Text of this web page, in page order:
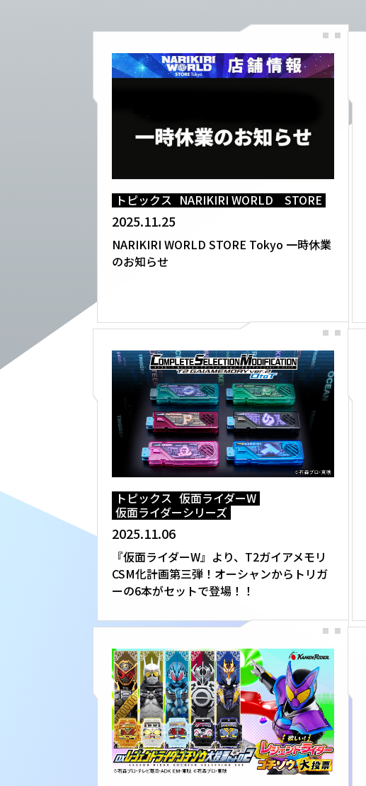
トピックス NARIKIRI WORLD STORE
2025.11.25
NARIKIRI WORLD STORE Tokyo 一時休業
のお知らせ
トピックス 仮面ライダーW
仮面ライダーシリーズ
2025.11.06
『仮面ライダーW』より、T2ガイアメモリ
CSM化計画第三弾！オーシャンからトリガ
ーの6本がセットで登場！！